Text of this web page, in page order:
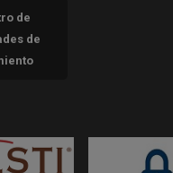
de
de